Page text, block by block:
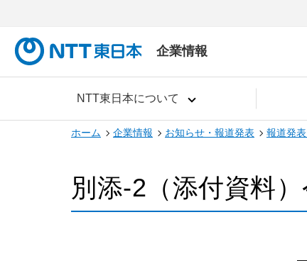
企業情報
NTT東日本について
ホーム 企業情報 お知らせ・報道発表 報道発
別添-2（添付資料